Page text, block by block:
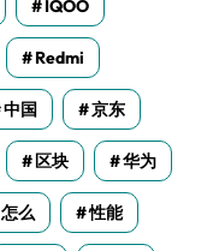
IQOO
Redmi
中国 京东
区块 华为
怎么 性能